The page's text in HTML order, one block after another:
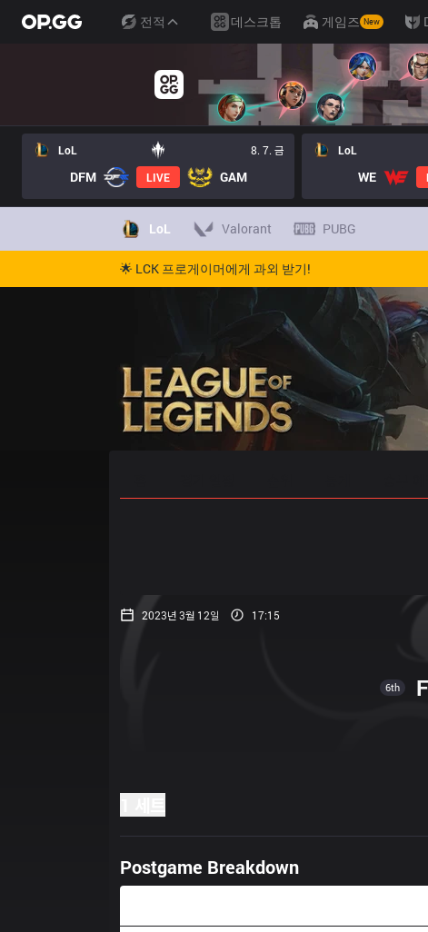
전적 데스크톱 게임즈 New
LoL 8. 7. 금
DFM LIVE GAM
LoL
WE
LoL Valorant PUBG
🌟 LCK 프로게이머에게 과외 받기!
2023년 3월 12일 17:15
6th
Postgame Breakdown